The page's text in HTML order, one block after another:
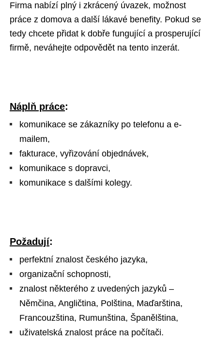
Firma nabízí plný i zkrácený úvazek, možnost
práce z domova a další lákavé benefity. Pokud se
tedy chcete přidat k dobře fungující a prosperující
firmě, neváhejte odpovědět na tento inzerát.
Náplň práce:
komunikace se zákazníky po telefonu a e-
mailem,
fakturace, vyřizování objednávek,
komunikace s dopravci,
komunikace s dalšími kolegy.
Požadují:
perfektní znalost českého jazyka,
organizační schopnosti,
znalost některého z uvedených jazyků –
Němčina, Angličtina, Polština, Maďarština,
Francouzština, Rumunština, Španělština,
uživatelská znalost práce na počítači.